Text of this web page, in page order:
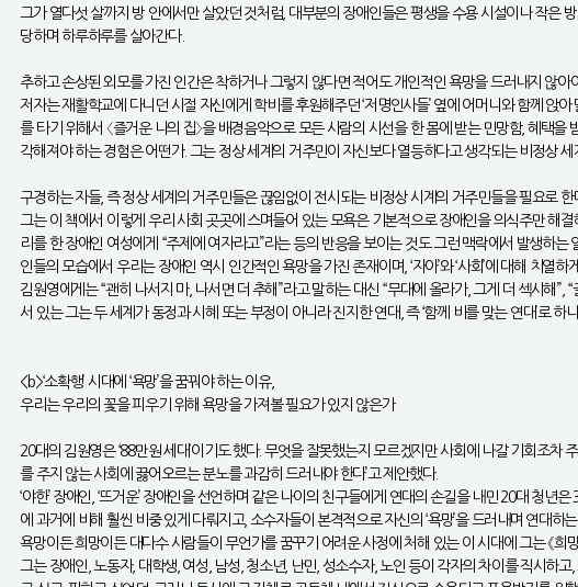
그가 열다섯 살까지 방 안에서만 살았던 것처럼, 대부분의 장애인들은 평생을 수용 시설이나 작은
당하며 하루하루를 살아간다.
추하고 손상된 외모를 가진 인간은 착하거나 그렇지 않다면 적어도 개인적인 욕망을 드러내지 않
저자는 재활학교에 다니던 시절 자신에게 학비를 후원해주던 ‘저명인사들’ 옆에 어머니와 함께
를 타기 위해서 〈즐거운 나의 집〉을 배경음악으로 모든 사람의 시선을 한 몸에 받는 민망함, 혜택
각해져야 하는 경험은 어떤가. 그는 정상 세계의 거주민이 자신보다 열등하다고 생각되는 비정상
구경하는 자들, 즉 정상 세계의 거주민들은 끊임없이 전시되는 비정상 시계의 거주민들을 필요로
그는 이 책에서 이렇게 우리 사회 곳곳에 스며들어 있는 모욕은 기본적으로 장애인을 의식주만 해
리를 한 장애인 여성에게 “주제에 여자라고”라는 등의 반응을 보이는 것도 그런 맥락에서 발생하
인들의 모습에서 우리는 장애인 역시 인간적인 욕망을 가진 존재이며, ‘자아’와 ‘사회’에 대해 치열
김원영에게는 “괜히 나서지 마, 나서면 더 추해”라고 말하는 대신 “무대에 올라가, 그게 더 섹시해
서 있는 그는 두 세계가 동정과 시혜 또는 부정이 아니라 진지한 연대, 즉 ‘함께 비를 맞는 연대’로 하
<b>‘소확행’ 시대에 ‘욕망’을 꿈꿔야 하는 이유,
우리는 우리의 꽃을 피우기 위해 욕망을 가져볼 필요가 있지 않은가
20대의 김원영은 ‘88만원 세대’이기도 했다. 무엇을 잘못했는지 모르겠지만 사회에 나갈 기회조
를 주지 않는 사회에 끓어오르는 분노를 과감히 드러내야 한다’고 제안했다.
‘야한’ 장애인, ‘뜨거운’ 장애인을 선언하며 같은 나이의 친구들에게 연대의 손길을 내민 20대 청
에 과거에 비해 훨씬 비중 있게 다뤄지고, 소수자들이 본격적으로 자신의 ‘욕망’을 드러내며 연대
욕망이든 희망이든 대다수 사람들이 무언가를 꿈꾸기 어려운 사정에 처해 있는 이 시대에 그는 《희
그는 장애인, 노동자, 대학생, 여성, 남성, 청소년, 난민, 성소수자, 노인 등이 각자의 차이를 직시하